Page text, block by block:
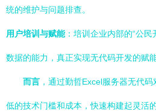
统的维护与问题排查。
用户培训与赋能：培训企业内部的“公
数据的能力，真正实现无代码开发的赋能
而言 ，通过勤哲Excel服务器无代
低的技术门槛和成本，快速构建起灵活